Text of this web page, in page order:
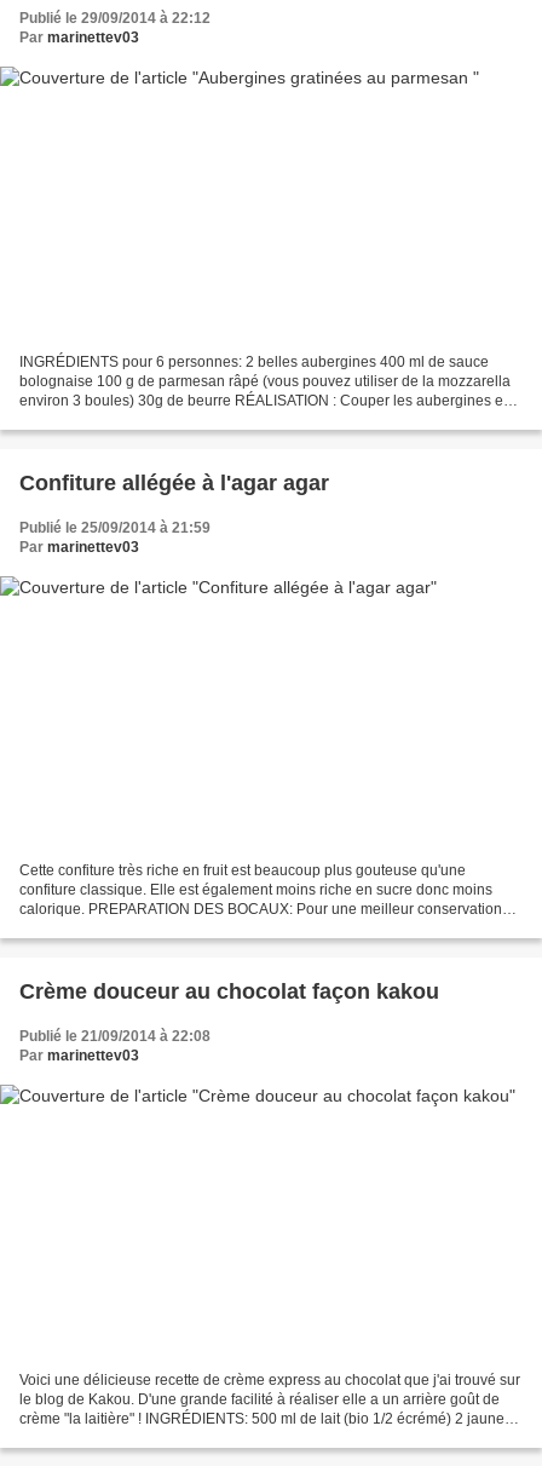
Publié le 29/09/2014 à 22:12
Par marinettev03
INGRÉDIENTS pour 6 personnes: 2 belles aubergines 400 ml de sauce
bolognaise 100 g de parmesan râpé (vous pouvez utiliser de la mozzarella
environ 3 boules) 30g de beurre RÉALISATION : Couper les aubergines en
Confiture allégée à l'agar agar
Publié le 25/09/2014 à 21:59
Par marinettev03
Cette confiture très riche en fruit est beaucoup plus gouteuse qu'une
confiture classique. Elle est également moins riche en sucre donc moins
calorique. PREPARATION DES BOCAUX: Pour une meilleur conservation
Crème douceur au chocolat façon kakou
Publié le 21/09/2014 à 22:08
Par marinettev03
Voici une délicieuse recette de crème express au chocolat que j'ai trouvé sur
le blog de Kakou. D'une grande facilité à réaliser elle a un arrière goût de
crème "la laitière" ! INGRÉDIENTS: 500 ml de lait (bio 1/2 écrémé) 2 jaunes